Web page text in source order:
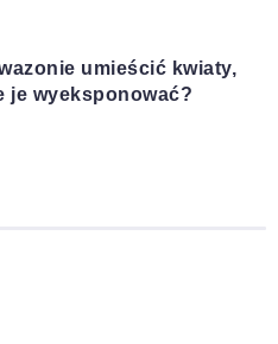
umieścić kwiaty,
je wyeksponować?